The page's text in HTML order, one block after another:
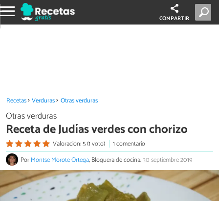
COMPARTIR
Recetas Verduras Otras verduras
Otras verduras
Receta de Judías verdes con chorizo
Valoración: 5 (1 voto)
1 comentario
PorMontse Morote Ortega, Bloguera de cocina.30 septiembre 2019